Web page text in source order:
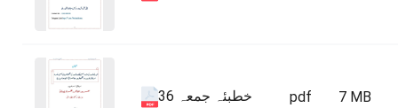
خطبئہ جمعہ 36 pdf 7 MB